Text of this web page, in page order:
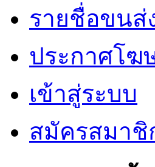
รายชื่อขนส่
ประกาศโฆ
เข้าสู่ระบบ
สมัครสมาชิ